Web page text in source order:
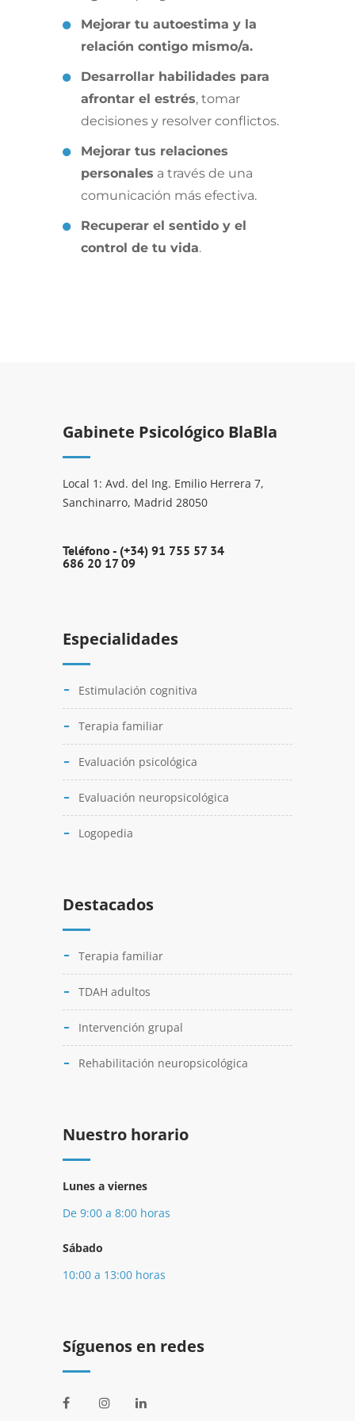
Mejorar tu autoestima y la
relación contigo mismo/a.
Desarrollar habilidades para
afrontar el estrés, tomar
decisiones y resolver conflictos.
Mejorar tus relaciones
personales a través de una
comunicación más efectiva.
Recuperar el sentido y el
control de tu vida.
Gabinete Psicológico BlaBla
Local 1: Avd. del Ing. Emilio Herrera 7,
Sanchinarro, Madrid 28050
Teléfono - (+34) 91 755 57 34
686 20 17 09
Especialidades
Estimulación cognitiva
Terapia familiar
Evaluación psicológica
Evaluación neuropsicológica
Logopedia
Destacados
Terapia familiar
TDAH adultos
Intervención grupal
Rehabilitación neuropsicológica
Nuestro horario
Lunes a viernes
De 9:00 a 8:00 horas
Sábado
10:00 a 13:00 horas
Síguenos en redes